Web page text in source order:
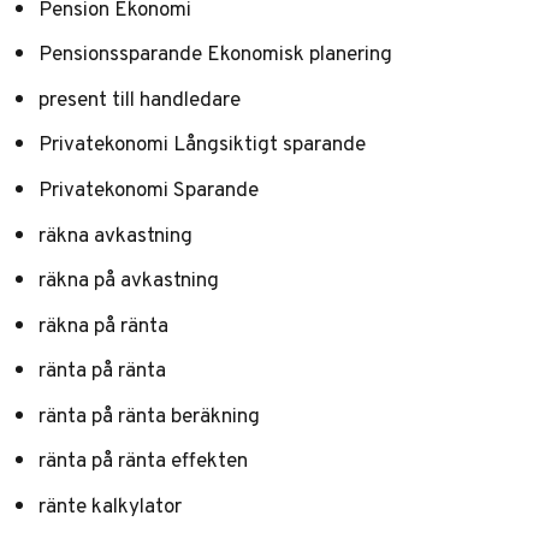
Pension Ekonomi
Pensionssparande Ekonomisk planering
present till handledare
Privatekonomi Långsiktigt sparande
Privatekonomi Sparande
räkna avkastning
räkna på avkastning
räkna på ränta
ränta på ränta
ränta på ränta beräkning
ränta på ränta effekten
ränte kalkylator